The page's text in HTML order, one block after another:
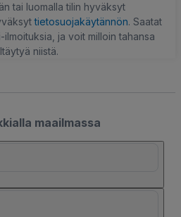
tai luomalla tilin hyväksyt
tietosuojakäytännön. Saatat
ja voit milloin tahansa
niistä.
maailmassa